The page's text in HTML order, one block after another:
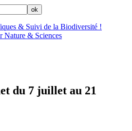
& Suivi de la Biodiversité !
Nature & Sciences
du 7 juillet au 21